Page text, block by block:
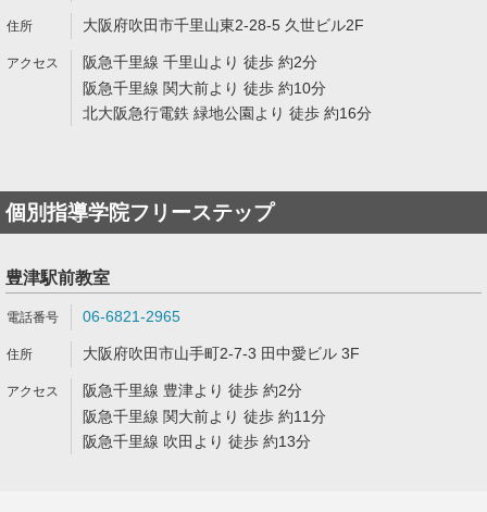
大阪府吹田市千里山東2-28-5 久世ビル2F
阪急千里線 千里山より 徒歩 約2分
阪急千里線 関大前より 徒歩 約10分
北大阪急行電鉄 緑地公園より 徒歩 約16分
個別指導学院フリーステップ
豊津駅前教室
06-6821-2965
大阪府吹田市山手町2-7-3 田中愛ビル 3F
阪急千里線 豊津より 徒歩 約2分
阪急千里線 関大前より 徒歩 約11分
阪急千里線 吹田より 徒歩 約13分